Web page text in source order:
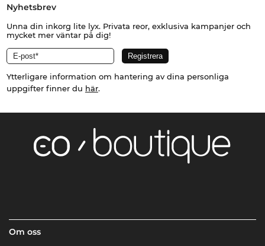
Nyhetsbrev
Unna din inkorg lite lyx. Privata reor, exklusiva kampanjer och
mycket mer väntar på dig!
Ytterligare information om hantering av dina personliga
uppgifter finner du här.
Om oss